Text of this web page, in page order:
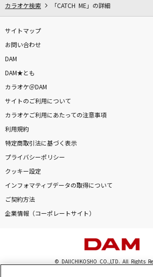
カラオケ検索 「CATCH ME」の詳細
サイトマップ
お問い合わせ
DAM
DAM★とも
カラオケ＠DAM
サイトのご利用について
カラオケご利用にあたっての注意事項
利用規約
特定商取引法に基づく表示
プライバシーポリシー
クッキー設定
インフォマティブデータの取得について
ご契約方法
企業情報（コーポレートサイト）
© DAIICHIKOSHO CO.,LTD. All Rights